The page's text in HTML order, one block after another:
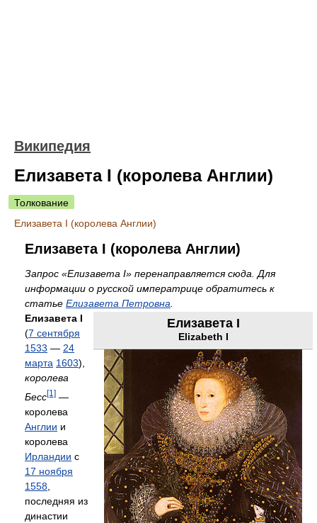
Википедия
Елизавета I (королева Англии)
Толкование
Елизавета I (королева Англии)
Елизавета I (королева Англии)
Запрос «Елизавета I» перенаправляется сюда. Для
информации о русской императрице обратитесь к
статье Елизавета Петровна
Елизавета I
Elizabeth I
Елизавета I
(7 сентября
1533 — 24
марта 1603),
королева
Бесс[1] —
королева
Англии и
королева
Ирландии с
17 ноября
1558
последняя из
династии